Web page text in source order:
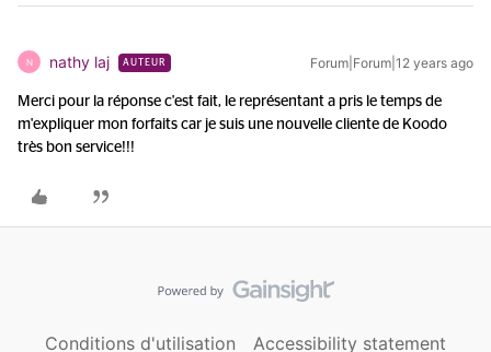
N nathy laj AUTEUR Forum|Forum|12 years ago
Merci pour la réponse c'est fait, le représentant a pris le temps de
m'expliquer mon forfaits car je suis une nouvelle cliente de Koodo
très bon service!!!
Conditions d'utilisation Accessibility statement